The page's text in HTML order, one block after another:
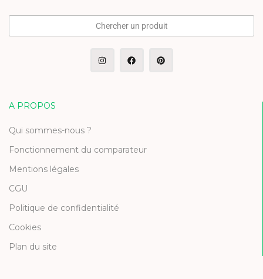
Chercher un produit
A PROPOS
Qui sommes-nous ?
Fonctionnement du comparateur
Mentions légales
CGU
Politique de confidentialité
Cookies
Plan du site